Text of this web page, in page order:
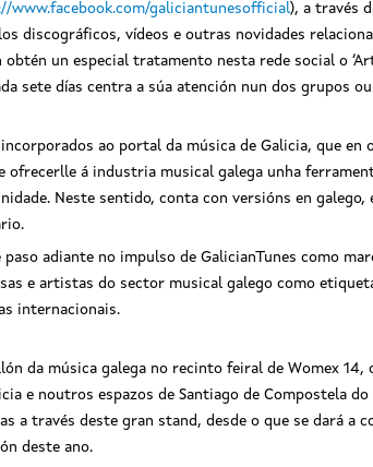
www.facebook.com/galiciantunesofficial), a través
discográficos, vídeos e outras novidades
obtén un especial tratamento nesta rede social o
sete días centra a súa atención nun dos grupos
ao portal da música de Galicia, que en
ofrecerlle á industria musical galega unha
Neste sentido, conta con versións en
adiante no impulso de GalicianTunes como
e artistas do sector musical galego como
internacionais.
da música galega no recinto feiral de Womex
e noutros espazos de Santiago de Compostela
través deste gran stand, desde o que se dará a
deste ano.